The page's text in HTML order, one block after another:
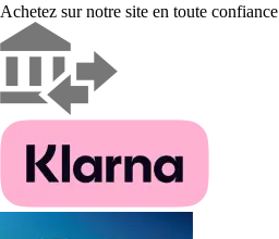
Achetez sur notre site en toute confiance